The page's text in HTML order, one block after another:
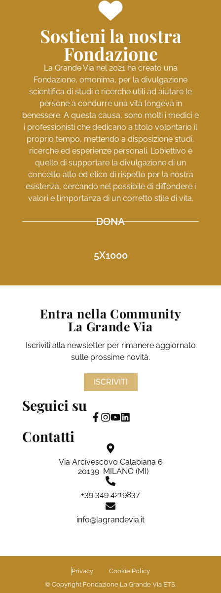
Sostieni la nostra
Fondazione
La Grande Via nel 2021 ha creato una
Fondazione, omonima, per la divulgazione
scientifica di studi e ricerche utili ad aiutare le
persone a condurre una vita longeva in
benessere. A questa causa, sono molti i medici e
i professionisti che dedicano a titolo volontario il
proprio tempo, mettendo a disposizione studi,
ricerche ed esperienze personali. L’obiettivo è
quello di supportare la divulgazione di un
concetto alto ed etico di rispetto per la nostra
esistenza, cercando nel possibile di diffondere i
valori e l’importanza di un corretto stile di vita.
DONA
5X1000
Contatti
Via Arcivescovo Calabiana 6
20139 MILANO (MI)
+39 349 4219837
info@lagrandevia.it
Seguici su
Entra nella Community
La Grande Via
Iscriviti alla newsletter per rimanere aggiornato
sulle prossime novità.
ISCRIVITI
Privacy
Cookie Policy
© Copyright Fondazione La Grande Via ETS.